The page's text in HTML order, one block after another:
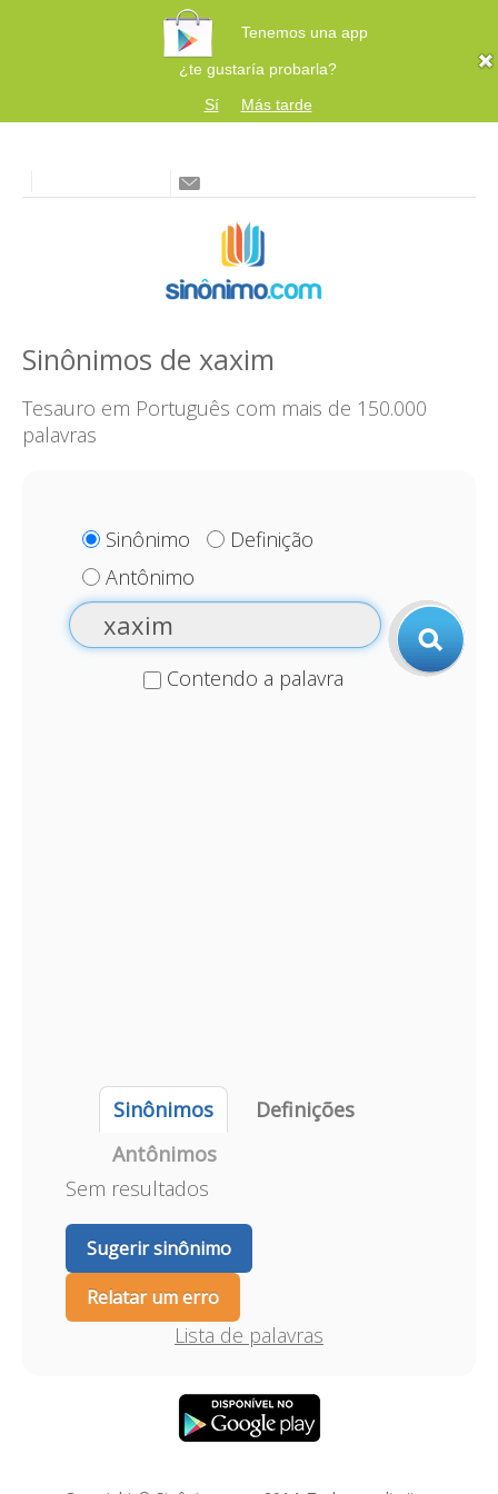
Tenemos una app
¿te gustaría probarla?
Sí
Más tarde
Sinônimos de xaxim
Tesauro em Português com mais de 150.000
palavras
Sinônimo
Definição
Antônimo
Contendo a palavra
Sinônimos
Definições
Antônimos
Sem resultados
Sugerir sinônimo
Relatar um erro
Lista de palavras